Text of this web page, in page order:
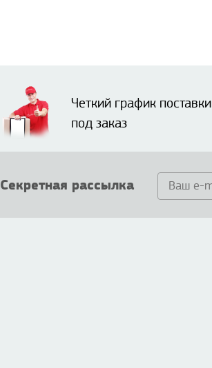
Четкий график поставки
под заказ
Секретная рассылка